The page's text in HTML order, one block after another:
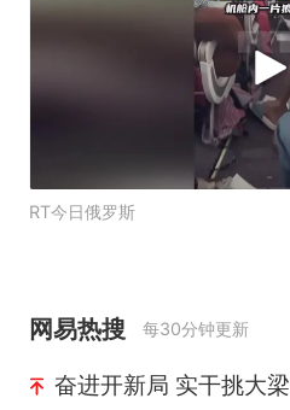
RT今日俄罗斯
网易热搜 每30分钟更新
奋进开新局 实干挑大梁